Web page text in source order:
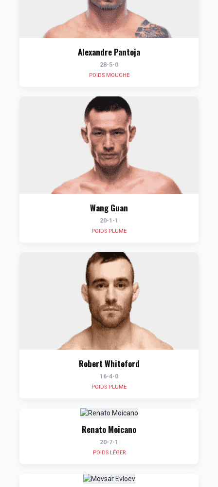
Alexandre Pantoja
28-5-0
POIDS MOUCHE
Wang Guan
20-1-1
POIDS PLUME
Robert Whiteford
16-4-0
POIDS PLUME
Renato Moicano
20-7-1
POIDS LÉGER